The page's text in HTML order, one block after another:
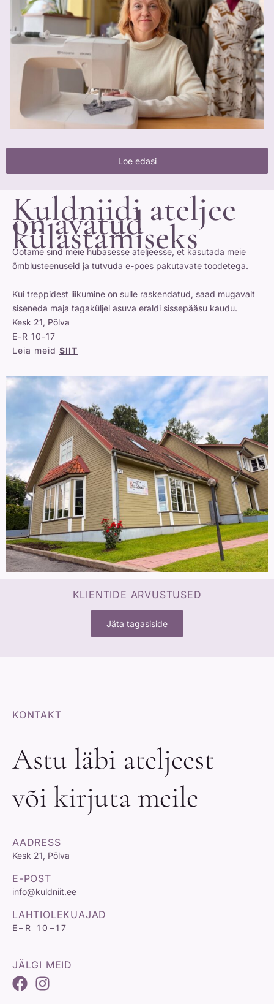
Loe edasi
Kuldniidi ateljee
on avatud
külastamiseks
Ootame sind meie hubasesse ateljeesse, et kasutada meie
õmblusteenuseid ja tutvuda e-poes pakutavate toodetega.
Kui treppidest liikumine on sulle raskendatud, saad mugavalt
siseneda maja tagaküljel asuva eraldi sissepääsu kaudu.
Kesk 21, Põlva
E-R 10-17
Leia meid SIIT
KLIENTIDE ARVUSTUSED
Jäta tagasiside
KONTAKT
Astu läbi ateljeest
või kirjuta meile
AADRESS
Kesk 21, Põlva
E-POST
info@kuldniit.ee
LAHTIOLEKUAJAD
E–R 10–17
JÄLGI MEID
F
a
I
n